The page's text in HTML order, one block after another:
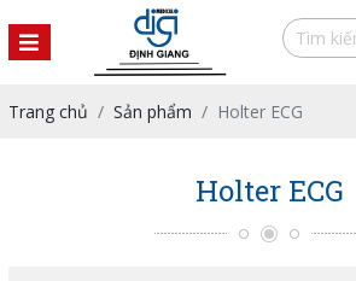
Trang chủ Sản phẩm Holter ECG
Holter ECG